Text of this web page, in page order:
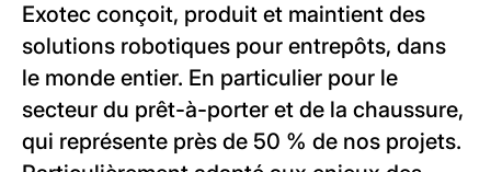
Exotec conçoit, produit et maintient des
solutions robotiques pour entrepôts, dans
le monde entier. En particulier pour le
secteur du prêt-à-porter et de la chaussure,
qui représente près de 50 % de nos projets.